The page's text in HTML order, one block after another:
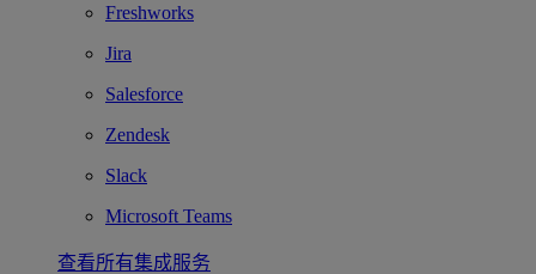
Freshworks
Jira
Salesforce
Zendesk
Slack
Microsoft Teams
查看所有集成服务